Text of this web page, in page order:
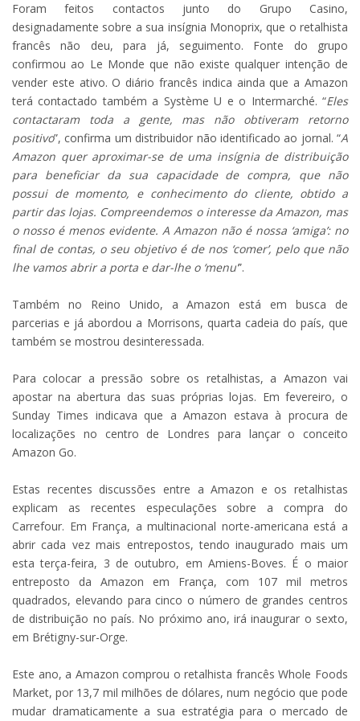
Foram feitos contactos junto do Grupo Casino,
designadamente sobre a sua insígnia Monoprix, que o retalhista
francês não deu, para já, seguimento. Fonte do grupo
confirmou ao Le Monde que não existe qualquer intenção de
vender este ativo. O diário francês indica ainda que a Amazon
terá contactado também a Système U e o Intermarché. “Eles
contactaram toda a gente, mas não obtiveram retorno
positivo”, confirma um distribuidor não identificado ao jornal. “A
Amazon quer aproximar-se de uma insígnia de distribuição
para beneficiar da sua capacidade de compra, que não
possui de momento, e conhecimento do cliente, obtido a
partir das lojas. Compreendemos o interesse da Amazon, mas
o nosso é menos evidente. A Amazon não é nossa ‘amiga’: no
final de contas, o seu objetivo é de nos ‘comer’, pelo que não
lhe vamos abrir a porta e dar-lhe o ‘menu’”.
Também no Reino Unido, a Amazon está em busca de
parcerias e já abordou a Morrisons, quarta cadeia do país, que
também se mostrou desinteressada.
Para colocar a pressão sobre os retalhistas, a Amazon vai
apostar na abertura das suas próprias lojas. Em fevereiro, o
Sunday Times indicava que a Amazon estava à procura de
localizações no centro de Londres para lançar o conceito
Amazon Go.
Estas recentes discussões entre a Amazon e os retalhistas
explicam as recentes especulações sobre a compra do
Carrefour. Em França, a multinacional norte-americana está a
abrir cada vez mais entrepostos, tendo inaugurado mais um
esta terça-feira, 3 de outubro, em Amiens-Boves. É o maior
entreposto da Amazon em França, com 107 mil metros
quadrados, elevando para cinco o número de grandes centros
de distribuição no país. No próximo ano, irá inaugurar o sexto,
em Brétigny-sur-Orge.
Este ano, a Amazon comprou o retalhista francês Whole Foods
Market, por 13,7 mil milhões de dólares, num negócio que pode
mudar dramaticamente a sua estratégia para o mercado de